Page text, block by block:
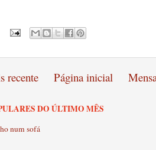
recente Página inicial
DO ÚLTIMO MÊS
num sofá